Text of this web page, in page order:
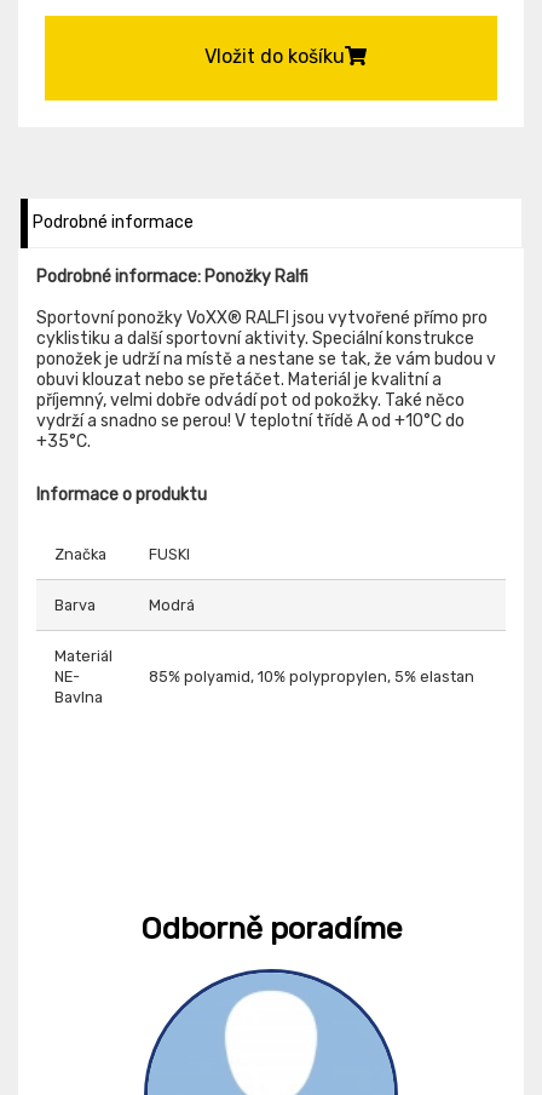
Vložit do košíku
Podrobné informace
Podrobné informace: Ponožky Ralfi
Sportovní ponožky VoXX® RALFI jsou vytvořené přímo pro
cyklistiku a další sportovní aktivity. Speciální konstrukce
ponožek je udrží na místě a nestane se tak, že vám budou v
obuvi klouzat nebo se přetáčet. Materiál je kvalitní a
příjemný, velmi dobře odvádí pot od pokožky. Také něco
vydrží a snadno se perou! V teplotní třídě A od +10°C do
+35°C.
Informace o produktu
Značka FUSKI
Barva Modrá
Materiál
NE-
Bavlna
85% polyamid, 10% polypropylen, 5% elastan
Odborně poradíme